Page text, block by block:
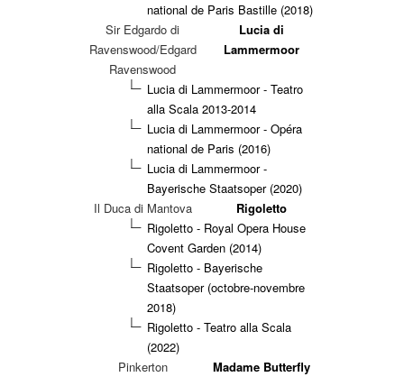
national de Paris Bastille (2018)
Sir Edgardo di
Ravenswood/Edgard
Ravenswood
Lucia di
Lammermoor
Lucia di Lammermoor - Teatro
alla Scala 2013-2014
Lucia di Lammermoor - Opéra
national de Paris (2016)
Lucia di Lammermoor -
Bayerische Staatsoper (2020)
Il Duca di Mantova
Rigoletto
Rigoletto - Royal Opera House
Covent Garden (2014)
Rigoletto - Bayerische
Staatsoper (octobre-novembre
2018)
Rigoletto - Teatro alla Scala
(2022)
Pinkerton
Madame Butterfly